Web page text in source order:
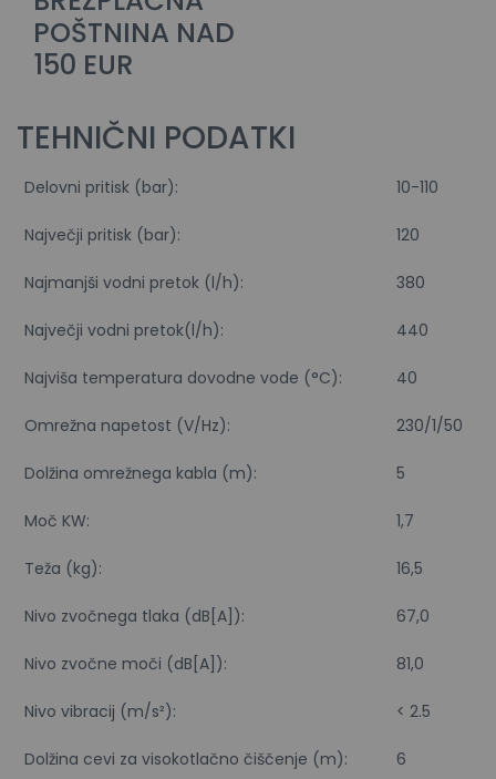
POŠTNINA NAD
150 EUR
TEHNIČNI PODATKI
Delovni pritisk (bar): 10-110
Največji pritisk (bar): 120
Najmanjši vodni pretok (l/h): 380
Največji vodni pretok(l/h): 440
Najviša temperatura dovodne vode (°C): 40
Omrežna napetost (V/Hz): 230/1/50
Dolžina omrežnega kabla (m): 5
Moč KW: 1,7
Teža (kg): 16,5
Nivo zvočnega tlaka (dB[A]): 67,0
Nivo zvočne moči (dB[A]): 81,0
Nivo vibracij (m/s²): < 2.5
Dolžina cevi za visokotlačno čiščenje (m): 6